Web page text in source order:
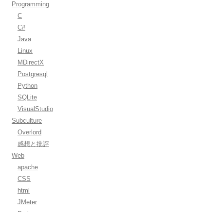
Programming
C
C#
Java
Linux
MDirectX
Postgresql
Python
SQLite
VisualStudio
Subculture
Overlord
感想と批評
Web
apache
CSS
html
JMeter